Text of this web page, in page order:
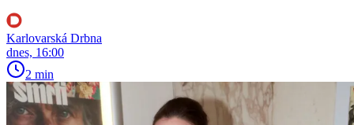
Karlovarská Drbna
dnes, 16:00
2 min